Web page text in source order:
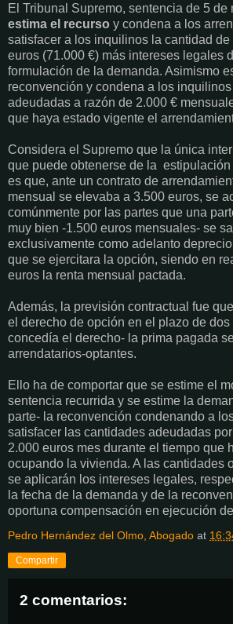
El Tribunal Supremo, sentencia de 5 de
estima el recurso y condena a los
satisfacer a los inquilinos la cantidad de
euros (71.000 €) más intereses legales
formulación de la demanda. Asimismo
reconvención y condena a los
adeudadas a razón de 2.000 €
que haya estado vigente el
Considera el Supremo que la única
que puede obtenerse de la
es que, ante un contrato de
mensual se elevaba a 3.500 euros, se
comúnmente por las partes que una
muy bien -1.500 euros mensuales- se
exclusivamente como adelanto
que se ejercitara la opción, siendo en
euros la renta mensual pactada.
Además, la previsión contractual fue
el derecho de opción en el plazo de
concedía el derecho- la prima pagada
arrendatarios-optantes.
Ello ha de comportar que se estime el
sentencia recurrida y se estime la
parte- la reconvención condenando a
satisfacer las cantidades adeudadas
2.000 euros mes durante el tiempo que
ocupando la vivienda. A las cantidades
se aplicarán los intereses legales,
la fecha de la demanda y de la
oportuna compensación en ejecución
Pedro Hernández del Olmo, Abogado at
Compartir
2 comentarios: